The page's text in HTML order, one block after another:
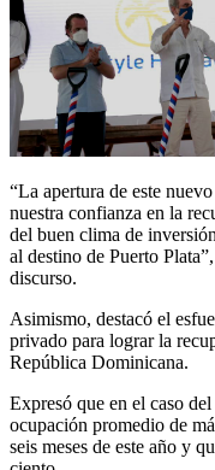
“La apertura de este
nuestra confianza en la
del buen clima de
al destino de Puerto
discurso.
Asimismo, destacó el
privado para lograr la
República Dominicana.
Expresó que en el caso
ocupación promedio de
seis meses de este año y